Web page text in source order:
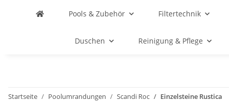
Pools & Zubehör Filtertechnik
Duschen Reinigung & Pflege
Startseite Poolumrandungen Scandi Roc Einzelsteine Rustica